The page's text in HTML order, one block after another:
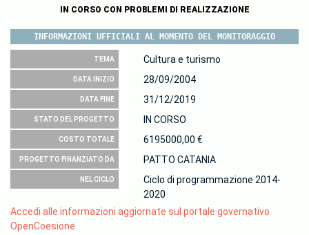
IN CORSO CON PROBLEMI DI REALIZZAZIONE
INFORMAZIONI UFFICIALI AL MOMENTO DEL MONITORAGGIO
TEMA Cultura e turismo
DATA INIZIO 28/09/2004
DATA FINE 31/12/2019
STATO DEL PROGETTO IN CORSO
COSTO TOTALE 6195000,00 €
PROGETTO FINANZIATO DA PATTO CATANIA
NEL CICLO
Ciclo di programmazione 2014-
2020
Accedi alle informazioni aggiornate sul portale governativo
OpenCoesione